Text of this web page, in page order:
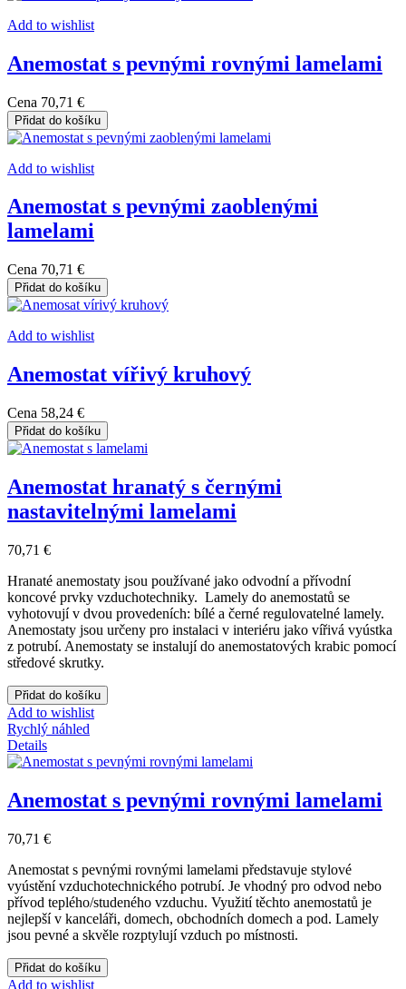
Add to wishlist
Anemostat s pevnými rovnými lamelami
Cena 70,71 €
Přidat do košíku
Add to wishlist
Anemostat s pevnými zaoblenými
lamelami
Cena 70,71 €
Přidat do košíku
Add to wishlist
Anemostat vířivý kruhový
Cena 58,24 €
Přidat do košíku
Anemostat hranatý s černými
nastavitelnými lamelami
70,71 €
Hranaté anemostaty jsou používané jako odvodní a přívodní
koncové prvky vzduchotechniky. Lamely do anemostatů se
vyhotovují v dvou provedeních: bílé a černé regulovatelné lamely.
Anemostaty jsou určeny pro instalaci v interiéru jako vířivá vyústka
z potrubí. Anemostaty se instalují do anemostatových krabic pomocí
středové skrutky.
Přidat do košíku
Add to wishlist
Rychlý náhled
Details
Anemostat s pevnými rovnými lamelami
70,71 €
Anemostat s pevnými rovnými lamelami představuje stylové
vyústění vzduchotechnického potrubí. Je vhodný pro odvod nebo
přívod teplého/studeného vzduchu. Využití těchto anemostatů je
nejlepší v kanceláři, domech, obchodních domech a pod. Lamely
jsou pevné a skvěle rozptylují vzduch po místnosti.
Přidat do košíku
Add to wishlist